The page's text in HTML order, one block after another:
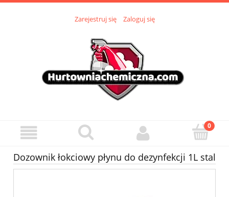
Zarejestruj się Zaloguj się
Dozownik łokciowy płynu do dezynfekcji 1L stal